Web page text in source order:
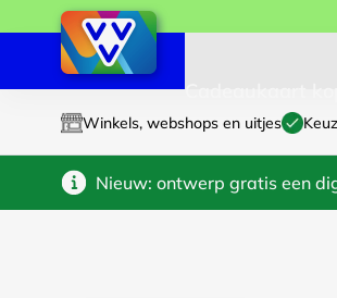
Winkels, webshops en uitjes
Nieuw: ontwerp gratis een